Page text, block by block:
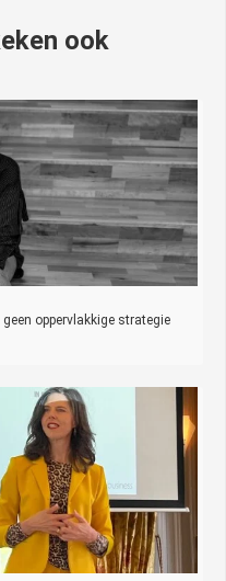
ook
oppervlakkige strategie